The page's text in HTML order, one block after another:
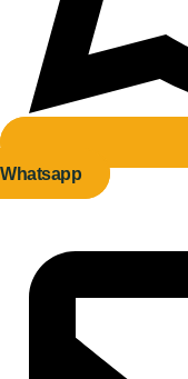
Whatsapp